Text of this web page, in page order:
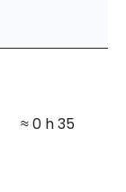
≈ 0 h 35